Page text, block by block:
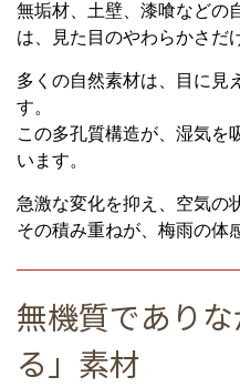
無垢材、土壁、漆喰などの
は、見た目のやわらかさだ
多くの自然素材は、目に見
す。
この多孔質構造が、湿気を
います。
急激な変化を抑え、空気の
その積み重ねが、梅雨の体
無機質であり
る」素材